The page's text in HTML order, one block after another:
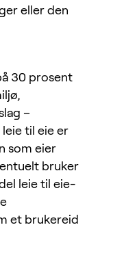
eller den
30 prosent
–
til eie er
som eier
bruker
leie til eie-
et brukereid